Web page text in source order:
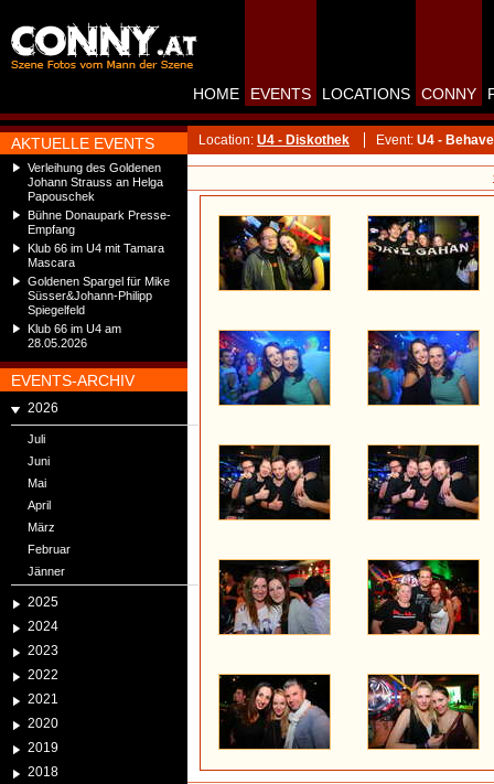
AKTUELLE EVENTS
Verleihung des Goldenen
Johann Strauss an Helga
Papouschek
Bühne Donaupark Presse-
Empfang
Klub 66 im U4 mit Tamara
Mascara
Goldenen Spargel für Mike
Süsser&Johann-Philipp
Spiegelfeld
Klub 66 im U4 am
28.05.2026
EVENTS-ARCHIV
2026
Juli
Juni
Mai
April
März
Februar
Jänner
2025
2024
2023
2022
2021
2020
2019
2018
HOME EVENTS LOCATIONS CONNY
Location: U4 - Diskothek Event: U4 -